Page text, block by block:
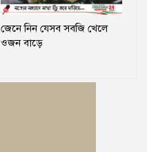
জেনে নিন যেসব সবজি খেলে
ওজন বাড়ে